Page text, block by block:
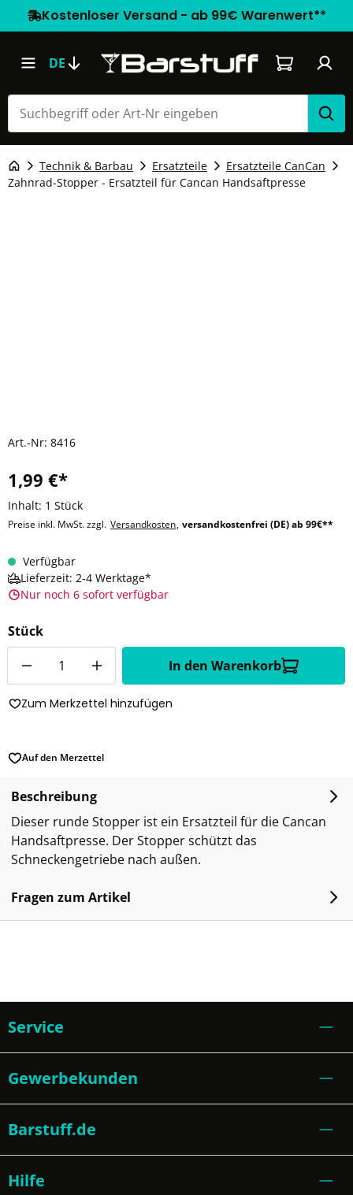
Kostenloser Versand - ab 99€ Warenwert**
DE Warenkorb
Technik & Barbau Ersatzteile
Ersatzteile CanCan
Zahnrad-Stopper - Ersatzteil für Cancan Handsaftpresse
Art.-Nr: 8416
1,99 €*
Inhalt: 1 Stück
Preise inkl. MwSt. zzgl. Versandkosten, versandkostenfrei (DE) ab 99€**
Verfügbar
Lieferzeit: 2-4 Werktage*
Nur noch 6 sofort verfügbar
Stück
In den Warenkorb
Zum Merkzettel hinzufügen
Auf den Merzettel
Beschreibung
Dieser runde Stopper ist ein Ersatzteil für die Cancan
Handsaftpresse. Der Stopper schützt das
Schneckengetriebe nach außen.
Fragen zum Artikel
Service
Gewerbekunden
Barstuff.de
Hilfe